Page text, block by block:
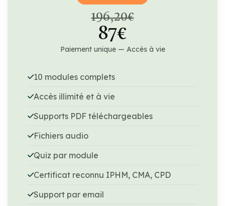
196,20€
87€
Paiement unique — Accès à vie
10 modules complets
Accès illimité et à vie
Supports PDF téléchargeables
Fichiers audio
Quiz par module
Certificat reconnu IPHM, CMA, CPD
Support par email